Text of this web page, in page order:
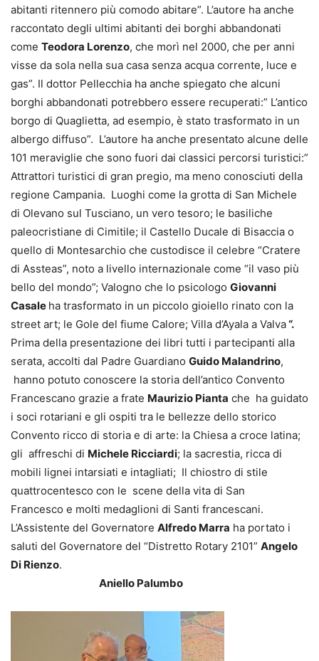
abitanti ritennero più comodo abitare”. L’autore ha anche
raccontato degli ultimi abitanti dei borghi abbandonati
come Teodora Lorenzo, che morì nel 2000, che per anni
visse da sola nella sua casa senza acqua corrente, luce e
gas”. Il dottor Pellecchia ha anche spiegato che alcuni
borghi abbandonati potrebbero essere recuperati:” L’antico
borgo di Quaglietta, ad esempio, è stato trasformato in un
albergo diffuso”. L’autore ha anche presentato alcune delle
101 meraviglie che sono fuori dai classici percorsi turistici:”
Attrattori turistici di gran pregio, ma meno conosciuti della
regione Campania. Luoghi come la grotta di San Michele
di Olevano sul Tusciano, un vero tesoro; le basiliche
paleocristiane di Cimitile; il Castello Ducale di Bisaccia o
quello di Montesarchio che custodisce il celebre “Cratere
di Assteas”, noto a livello internazionale come “il vaso più
bello del mondo”; Valogno che lo psicologo Giovanni
Casale ha trasformato in un piccolo gioiello rinato con la
street art; le Gole del fiume Calore; Villa d’Ayala a Valva“.
Prima della presentazione dei libri tutti i partecipanti alla
serata, accolti dal Padre Guardiano Guido Malandrino,
hanno potuto conoscere la storia dell’antico Convento
Francescano grazie a frate Maurizio Pianta che ha guidato
i soci rotariani e gli ospiti tra le bellezze dello storico
Convento ricco di storia e di arte: la Chiesa a croce latina;
gli affreschi di Michele Ricciardi; la sacrestia, ricca di
mobili lignei intarsiati e intagliati; Il chiostro di stile
quattrocentesco con le scene della vita di San
Francesco e molti medaglioni di Santi francescani.
L’Assistente del Governatore Alfredo Marra ha portato i
saluti del Governatore del “Distretto Rotary 2101” Angelo
Di Rienzo.
Aniello Palumbo